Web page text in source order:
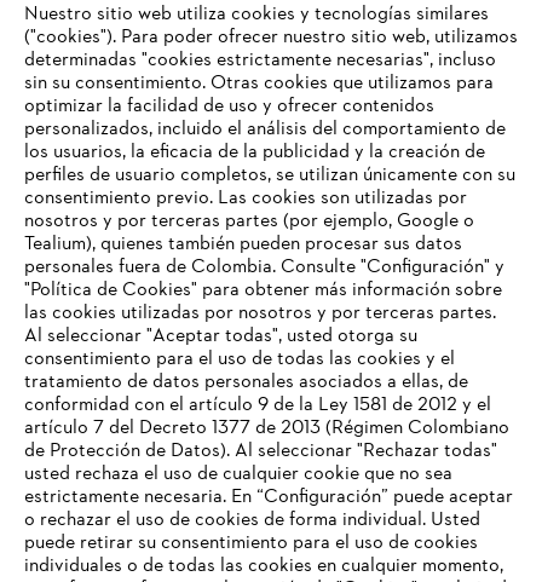
Equipos de Protección Individual / EPI
¡No te pierdas nuestras novedades!
Suscríbete a nuestro newsletter STIHL.
E-mail
TU NAVEGADOR NO ES
COMPATIBLE
El navegador que estás utilizando no es compatible con
nuestra página web. Para que puedas disfrutar de nuestro
contenido, utiliza uno de los siguientes navegadores:
Nuestro sitio web utiliza cookies y tecnologías similares
("cookies"). Para poder ofrecer nuestro sitio web, utilizamos
determinadas "cookies estrictamente necesarias", incluso
sin su consentimiento. Otras cookies que utilizamos para
optimizar la facilidad de uso y ofrecer contenidos
personalizados, incluido el análisis del comportamiento de
los usuarios, la eficacia de la publicidad y la creación de
perfiles de usuario completos, se utilizan únicamente con su
consentimiento previo. Las cookies son utilizadas por
nosotros y por terceras partes (por ejemplo, Google o
Tealium), quienes también pueden procesar sus datos
personales fuera de Colombia. Consulte "Configuración" y
"Política de Cookies" para obtener más información sobre
las cookies utilizadas por nosotros y por terceras partes.
Al seleccionar "Aceptar todas", usted otorga su
consentimiento para el uso de todas las cookies y el
tratamiento de datos personales asociados a ellas, de
conformidad con el artículo 9 de la Ley 1581 de 2012 y el
artículo 7 del Decreto 1377 de 2013 (Régimen Colombiano
de Protección de Datos). Al seleccionar "Rechazar todas"
usted rechaza el uso de cualquier cookie que no sea
estrictamente necesaria. En “Configuración” puede aceptar
o rechazar el uso de cookies de forma individual. Usted
puede retirar su consentimiento para el uso de cookies
individuales o de todas las cookies en cualquier momento,